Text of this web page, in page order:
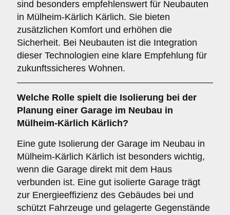
sind besonders empfehlenswert für Neubauten
in Mülheim-Kärlich Kärlich. Sie bieten
zusätzlichen Komfort und erhöhen die
Sicherheit. Bei Neubauten ist die Integration
dieser Technologien eine klare Empfehlung für
zukunftssicheres Wohnen.
Welche Rolle spielt die Isolierung bei der
Planung einer Garage im Neubau in
Mülheim-Kärlich Kärlich?
Eine gute Isolierung der Garage im Neubau in
Mülheim-Kärlich Kärlich ist besonders wichtig,
wenn die Garage direkt mit dem Haus
verbunden ist. Eine gut isolierte Garage trägt
zur Energieeffizienz des Gebäudes bei und
schützt Fahrzeuge und gelagerte Gegenstände